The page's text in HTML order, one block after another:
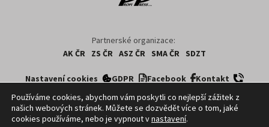
Partnerské organizace:
AK ČR
ZS ČR ASZ ČR SMA ČR SDZT
Nastavení cookies GDPR Facebook Kontakt
Copyright ©2026 ČTK. Profi Press, s.r.o. využívá zpravodajství z databází ČTK,
jejichž obsah je chráněn autorským zákonem. Přepis, šíření či další
Používáme cookies, abychom vám poskytli co nejlepší zážitek z
našich webových stránek. Můžete se dozvědět více o tom, jaké
cookies používáme, nebo je vypnout vnastavení.